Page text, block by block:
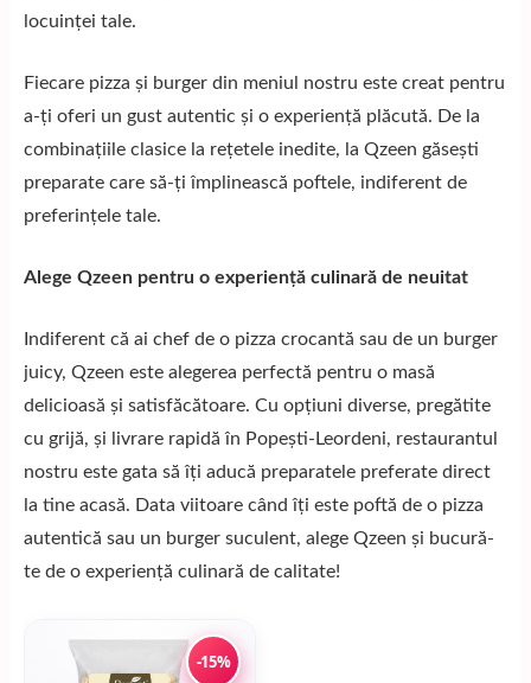
locuinței tale.
Fiecare pizza și burger din meniul nostru este creat pentru
a-ți oferi un gust autentic și o experiență plăcută. De la
combinațiile clasice la rețetele inedite, la Qzeen găsești
preparate care să-ți împlinească poftele, indiferent de
preferințele tale.
Alege Qzeen pentru o experiență culinară de neuitat
Indiferent că ai chef de o pizza crocantă sau de un burger
juicy, Qzeen este alegerea perfectă pentru o masă
delicioasă și satisfăcătoare. Cu opțiuni diverse, pregătite
cu grijă, și livrare rapidă în Popești-Leordeni, restaurantul
nostru este gata să îți aducă preparatele preferate direct
la tine acasă. Data viitoare când îți este poftă de o pizza
autentică sau un burger suculent, alege Qzeen și bucură-
te de o experiență culinară de calitate!
-15%